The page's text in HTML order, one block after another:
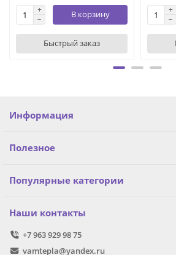
В корзину
Быстрый заказ
Информация
Полезное
Популярные категории
Наши контакты
+7 963 929 98 75
vamtepla@yandex.ru